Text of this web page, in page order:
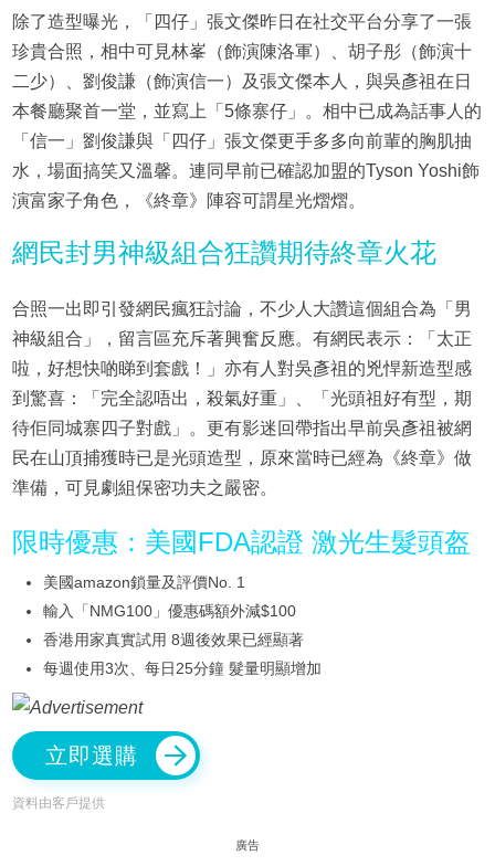
除了造型曝光，「四仔」張文傑昨日在社交平台分享了一張
珍貴合照，相中可見林峯（飾演陳洛軍）、胡子彤（飾演十
二少）、劉俊謙（飾演信一）及張文傑本人，與吳彥祖在日
本餐廳聚首一堂，並寫上「5條寨仔」。相中已成為話事人的
「信一」劉俊謙與「四仔」張文傑更手多多向前輩的胸肌抽
水，場面搞笑又溫馨。連同早前已確認加盟的Tyson Yoshi飾
演富家子角色，《終章》陣容可謂星光熠熠。
網民封男神級組合狂讚期待終章火花
合照一出即引發網民瘋狂討論，不少人大讚這個組合為「男
神級組合」，留言區充斥著興奮反應。有網民表示：「太正
啦，好想快啲睇到套戲！」亦有人對吳彥祖的兇悍新造型感
到驚喜：「完全認唔出，殺氣好重」、「光頭祖好有型，期
待佢同城寨四子對戲」。更有影迷回帶指出早前吳彥祖被網
民在山頂捕獲時已是光頭造型，原來當時已經為《終章》做
準備，可見劇組保密功夫之嚴密。
限時優惠：美國FDA認證 激光生髮頭盔
美國amazon鎖量及評價No. 1
輸入「NMG100」優惠碼額外減$100
香港用家真實試用 8週後效果已經顯著
每週使用3次、每日25分鐘 髮量明顯增加
立即選購
資料由客戶提供
廣告